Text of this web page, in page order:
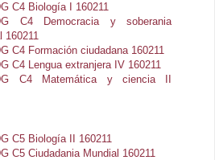
C4 Biología I 160211
C4 Democracia y soberania
160211
C4 Formación ciudadana 160211
C4 Lengua extranjera IV 160211
C4 Matemática y ciencia II
C5 Biología II 160211
C5 Ciudadania Mundial 160211